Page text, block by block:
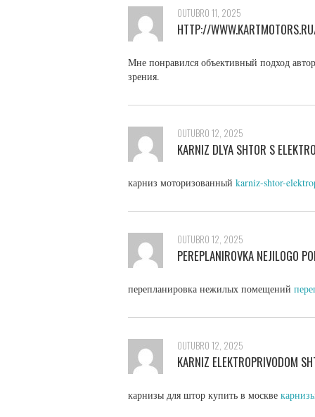
OUTUBRO 11, 2025
HTTP://
Мне понравился объективный подход
зрения.
OUTUBRO 12, 2025
KARNIZ DLYA SHTOR S
карниз моторизованный karniz-shtor-
OUTUBRO 12, 2025
PEREPLANIROVKA NEJILOGO
перепланировка нежилых помещений
OUTUBRO 12, 2025
KARNIZ ELEKTROPRIVODOM
карнизы для штор купить в москве